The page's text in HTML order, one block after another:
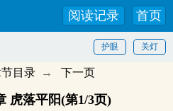
首页
阅读记录
关灯
护眼
目录 → 下一页
虎落平阳(第1/3页)